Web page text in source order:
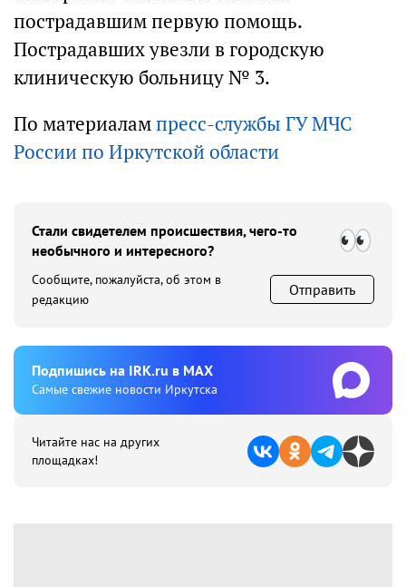
пострадавшим первую помощь.
Пострадавших увезли в городскую
клиническую больницу № 3.
По материалампресс-службы ГУ МЧС
России по Иркутской области
Стали свидетелем происшествия, чего-то
необычного и интересного?
Сообщите, пожалуйста, об этом в
редакцию
Отправить
Подпишиcь на IRK.ru в MAX
Cамые свежие новости Иркутска
Читайте нас на других
площадках!